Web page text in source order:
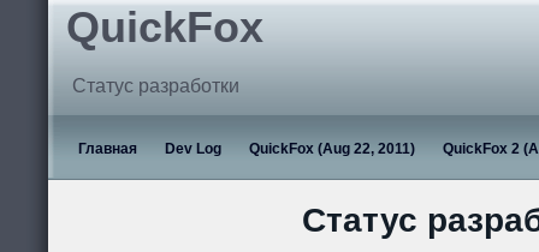
QuickFox
Статус разработки
Главная Dev Log QuickFox (Aug 22, 2011) QuickFox 2
Статус